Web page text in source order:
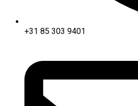
+31 85 303 9401